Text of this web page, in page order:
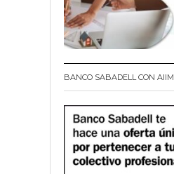
BANCO SABADELL CON AIIM